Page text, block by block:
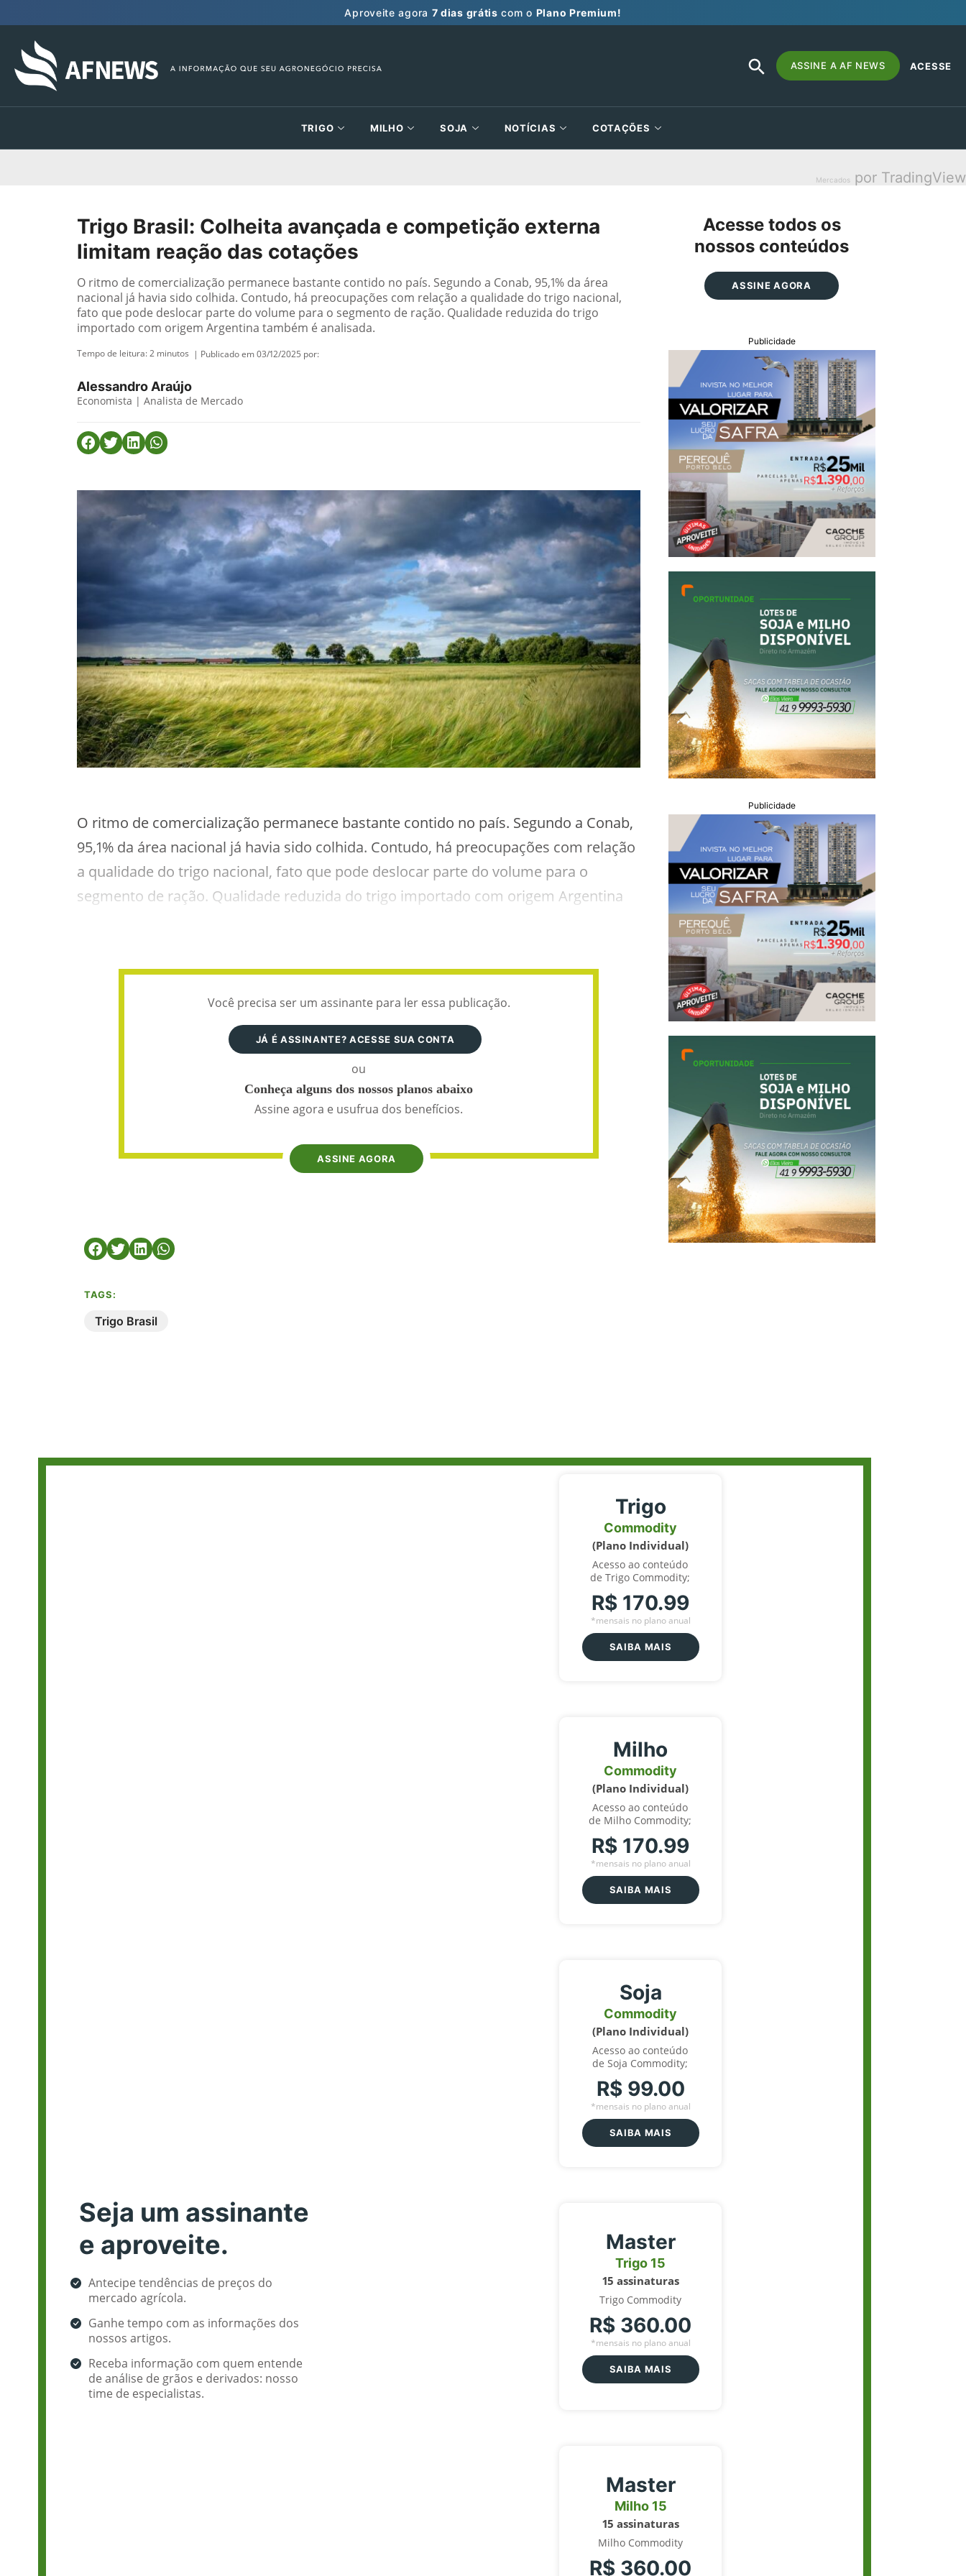
Aproveite agora 7 dias grátis com o Plano Premium!
Search
for:
SEARCH
BUTTON
ASSINE A AF NEWS ACESSE
TRIGO MILHO SOJA NOTÍCIAS COTAÇÕES
Mercados por TradingView
Trigo Brasil: Colheita avançada e competição externa
limitam reação das cotações
O ritmo de comercialização permanece bastante contido no país. Segundo a Conab, 95,1% da área
nacional já havia sido colhida. Contudo, há preocupações com relação a qualidade do trigo nacional,
fato que pode deslocar parte do volume para o segmento de ração. Qualidade reduzida do trigo
importado com origem Argentina também é analisada.
Tempo de leitura:2 minutos | Publicado em 03/12/2025 por:
Alessandro Araújo
Economista | Analista de Mercado
O ritmo de comercialização permanece bastante contido no país. Segundo a Conab,
95,1% da área nacional já havia sido colhida. Contudo, há preocupações com relação
a qualidade do trigo nacional, fato que pode deslocar parte do volume para o
segmento de ração. Qualidade reduzida do trigo importado com origem Argentina
Você precisa ser um assinante para ler essa publicação.
JÁ É ASSINANTE? ACESSE SUA CONTA
ou
Conheça alguns dos nossos planos abaixo
Assine agora e usufrua dos benefícios.
ASSINE AGORA
TAGS:
Trigo Brasil
Acesse todos os
nossos conteúdos
ASSINE AGORA
Publicidade
Publicidade
Seja um assinante
e aproveite.
Antecipe tendências de preços do
mercado agrícola.
Ganhe tempo com as informações dos
nossos artigos.
Receba informação com quem entende
de análise de grãos e derivados: nosso
time de especialistas.
Trigo
Commodity
(Plano Individual)
Acesso ao conteúdo
de Trigo Commodity;
R$ 170.99
*mensais no plano anual
SAIBA MAIS
Milho
Commodity
(Plano Individual)
Acesso ao conteúdo
de Milho Commodity;
R$ 170.99
*mensais no plano anual
SAIBA MAIS
Soja
Commodity
(Plano Individual)
Acesso ao conteúdo
de Soja Commodity;
R$ 99.00
*mensais no plano anual
SAIBA MAIS
Master
Trigo 15
15 assinaturas
Trigo Commodity
R$ 360.00
*mensais no plano anual
SAIBA MAIS
Master
Milho 15
15 assinaturas
Milho Commodity
R$ 360.00